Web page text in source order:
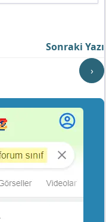
Sonraki Yazı
›